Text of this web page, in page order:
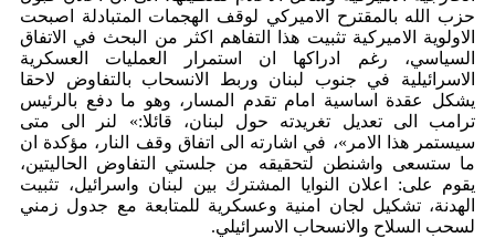
حزب الله بالمقترح الاميركي لوقف الهجمات المتبادلة اصبحت
الاولوية الاميركية تثبيت هذا التفاهم اكثر من البحث في الاتفاق
السياسي، رغم ادراكها ان استمرار العمليات العسكرية
الاسرائيلية في جنوب لبنان وربط الانسحاب بالتفاوض لاحقا
يشكل عقدة اساسية امام تقدم المسار، وهو ما دفع بالرئيس
ترامب الى تعديل تغريدته حول لبنان، قائلا:» لنر الى متى
سيستمر هذا الامر»، في اشارته الى اتفاق وقف النار، مؤكدة ان
ما ستسعى واشنطن لتحقيقه من جلستي التفاوض الحاليتين،
يقوم على: اعلان النوايا المشترك بين لبنان واسرائيل، تثبيت
الهدنة، تشكيل لجان امنية وعسكرية للمتابعة مع جدول زمني
لسحب السلاح والانسحاب الاسرائيلي.